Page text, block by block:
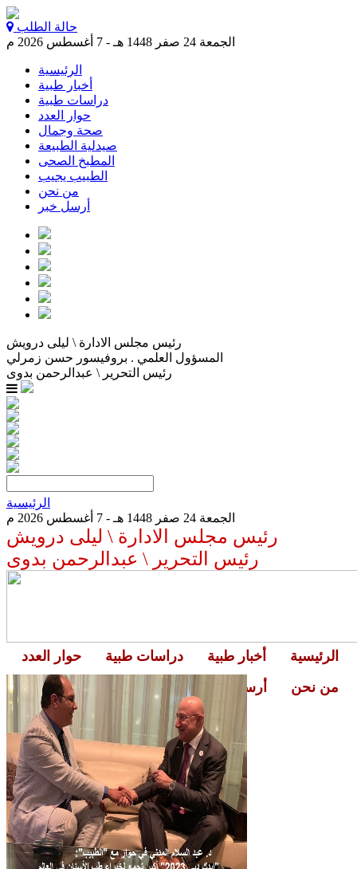
حالة الطلب
الجمعة 24 صفر 1448 هـ - 7 أغسطس 2026 م
الرئيسية
أخبار طبية
دراسات طبية
حوار العدد
صحة وجمال
صيدلية الطبيعة
المطبخ الصحى
الطبيب يجيب
من نحن
أرسل خبر
رئيس مجلس الادارة \ ليلى درويش
المسؤول العلمي . بروفيسور حسن زمرلي
رئيس التحرير \ عبدالرحمن بدوى
الرئيسية
الجمعة 24 صفر 1448 هـ - 7 أغسطس 2026 م
رئيس مجلس الادارة \ ليلى درويش
رئيس التحرير \ عبدالرحمن بدوى
الرئيسية أخبار طبية دراسات طبية
حوار العدد
من نحن
أرسل خبر